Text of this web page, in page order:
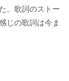
。歌詞のストー
じの歌詞は今ま